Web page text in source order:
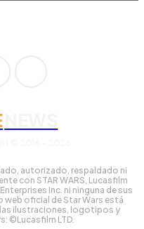
autorizado, respaldado ni
con STAR WARS, Lucasfilm
Inc. ni ninguna de sus
web oficial de Star Wars está
ilustraciones, logotipos y
©Lucasfilm LTD.